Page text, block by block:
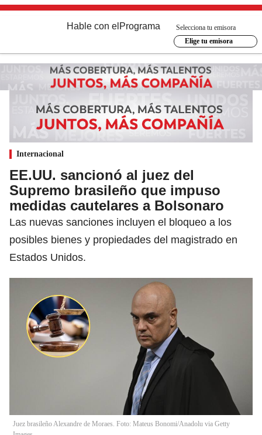
Hable con el Programa
Selecciona tu emisora
Elige tu emisora
Internacional
EE.UU. sancionó al juez del
Supremo brasileño que impuso
medidas cautelares a Bolsonaro
Las nuevas sanciones incluyen el bloqueo a los
posibles bienes y propiedades del magistrado en
Estados Unidos.
Juez brasileño Alexandre de Moraes. Foto: Mateus Bonomi/Anadolu via Getty